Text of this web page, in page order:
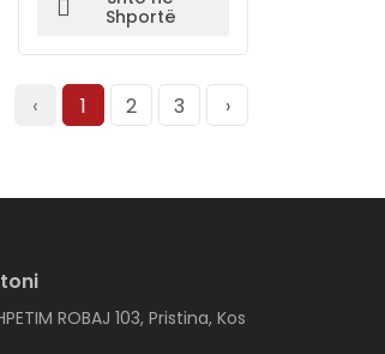
Shportë
‹ 1 2 3 ›
ROBAJ 103, Pristina, Kos